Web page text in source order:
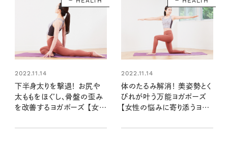
2022.11.14
下半身太りを撃退！ お尻や
太ももをほぐし、骨盤の歪み
を改善するヨガポーズ 【女性
2022.11.14
体のたるみ解消！ 美姿勢とく
びれが叶う万能ヨガポーズ
【女性の悩みに寄り添うヨガ